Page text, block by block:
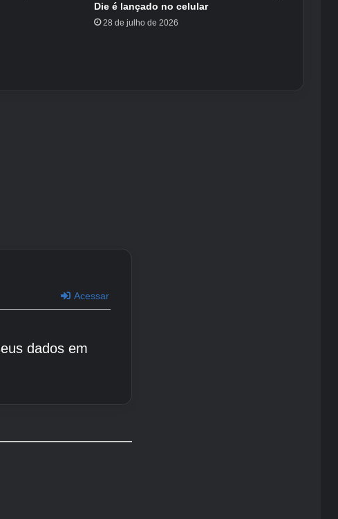
Die é lançado no celular
28 de julho de 2026
Acessar
dados em